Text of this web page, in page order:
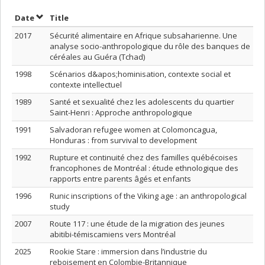
DateSort by date in descending order
Title
2017
Sécurité alimentaire en Afrique subsaharienne. Une
analyse socio-anthropologique du rôle des banques de
céréales au Guéra (Tchad)
1998
Scénarios d&apos;hominisation, contexte social et
contexte intellectuel
1989
Santé et sexualité chez les adolescents du quartier
Saint-Henri : Approche anthropologique
1991
Salvadoran refugee women at Colomoncagua,
Honduras : from survival to development
1992
Rupture et continuité chez des familles québécoises
francophones de Montréal : étude ethnologique des
rapports entre parents âgés et enfants
1996
Runic inscriptions of the Viking age : an anthropological
study
2007
Route 117 : une étude de la migration des jeunes
abitibi-témiscamiens vers Montréal
2025
Rookie Stare : immersion dans l’industrie du
reboisement en Colombie-Britannique